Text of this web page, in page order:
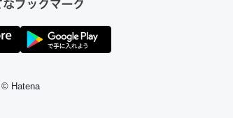
でした。PrimeとかSpotifyを支払う孝行もで
すると1週間とかの人が多いそうだけど、それ
ず……
© Hatena